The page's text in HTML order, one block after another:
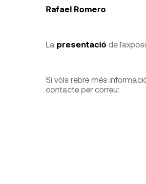
Rafael Romero
La presentació de
Si vóls rebre més
contacte per correu: